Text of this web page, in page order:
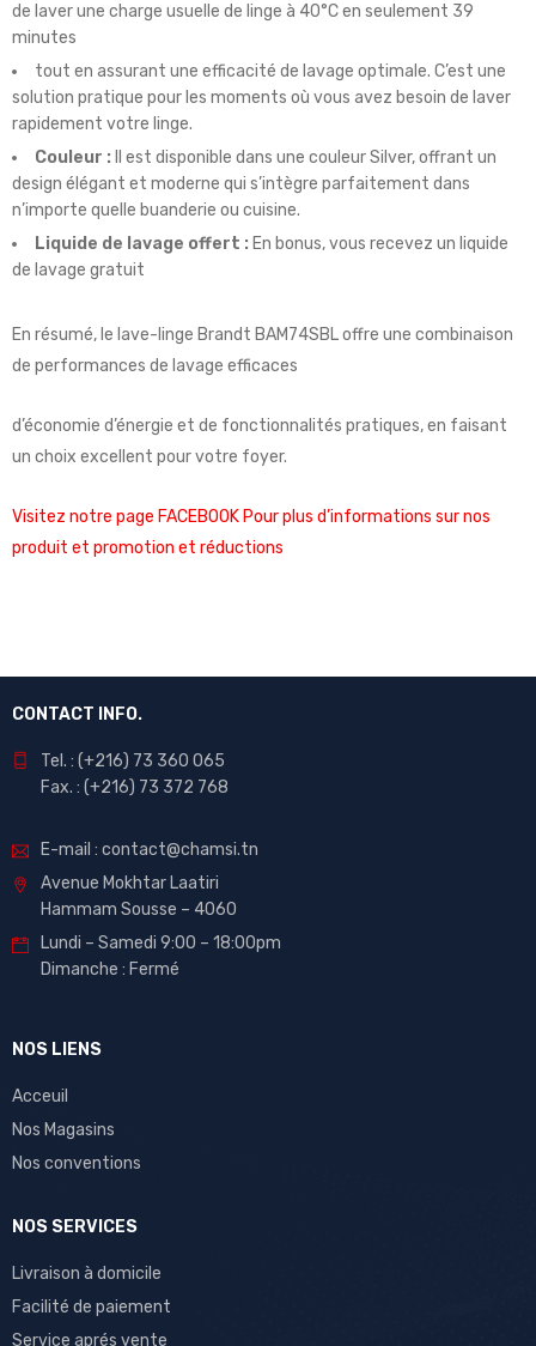
de laver une charge usuelle de linge à 40°C en seulement 39
minutes
tout en assurant une efficacité de lavage optimale. C’est une
solution pratique pour les moments où vous avez besoin de laver
rapidement votre linge.
Couleur : Il est disponible dans une couleur Silver, offrant un
design élégant et moderne qui s’intègre parfaitement dans
n’importe quelle buanderie ou cuisine.
Liquide de lavage offert : En bonus, vous recevez un liquide
de lavage gratuit
En résumé, le lave-linge Brandt BAM74SBL offre une combinaison
de performances de lavage efficaces
d’économie d’énergie et de fonctionnalités pratiques, en faisant
un choix excellent pour votre foyer.
Visitez notre page FACEBOOK Pour plus d’informations sur nos
produit et promotion et réductions
CONTACT INFO.
Tel. : (+216) 73 360 065
Fax. : (+216) 73 372 768
E-mail : contact@chamsi.tn
Avenue Mokhtar Laatiri
Hammam Sousse – 4060
Lundi – Samedi 9:00 – 18:00pm
Dimanche : Fermé
NOS LIENS
Acceuil
Nos Magasins
Nos conventions
NOS SERVICES
Livraison à domicile
Facilité de paiement
Service aprés vente